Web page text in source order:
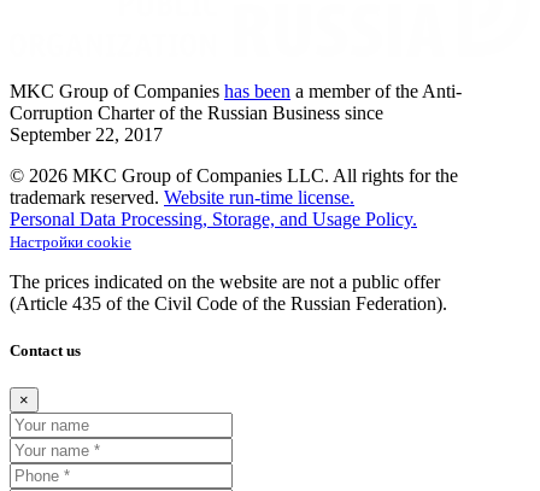
MKC Group of Companies has been a member of the Anti-
Corruption Charter of the Russian Business since
September 22, 2017
© 2026 MKC Group of Companies LLC. All rights for the
trademark reserved. Website run-time license.
Personal Data Processing, Storage, and Usage Policy.
Настройки cookie
The prices indicated on the website are not a public offer
(Article 435 of the Civil Code of the Russian Federation).
Contact us
×